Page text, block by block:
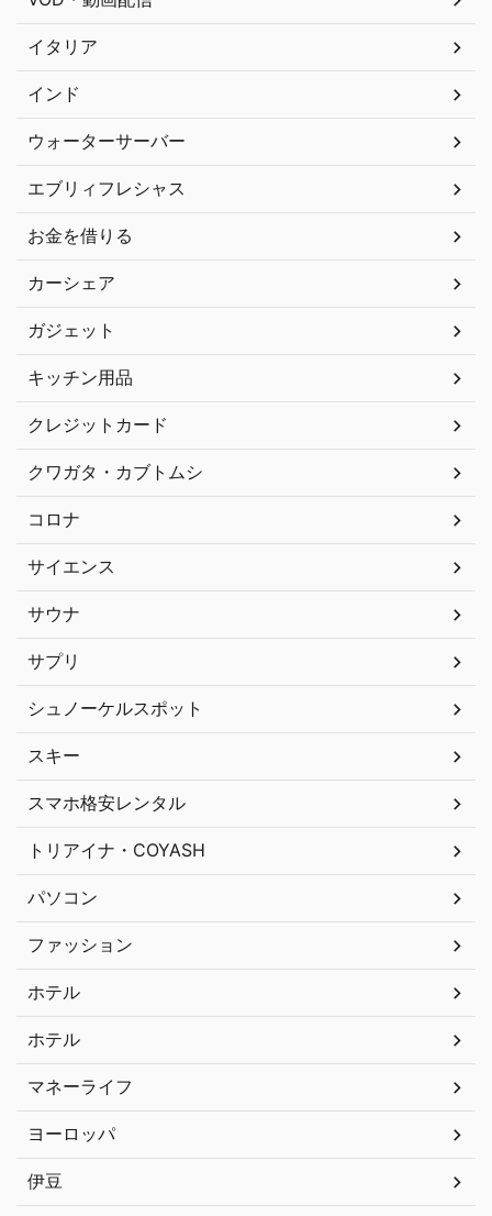
イタリア
インド
ウォーターサーバー
エブリィフレシャス
お金を借りる
カーシェア
ガジェット
キッチン用品
クレジットカード
クワガタ・カブトムシ
コロナ
サイエンス
サウナ
サプリ
シュノーケルスポット
スキー
スマホ格安レンタル
トリアイナ・COYASH
パソコン
ファッション
ホテル
ホテル
マネーライフ
ヨーロッパ
伊豆